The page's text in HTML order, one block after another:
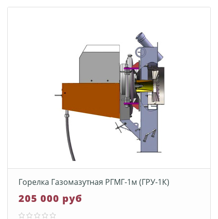
Горелка Газомазутная РГМГ-1м (ГРУ-1К)
205 000 руб